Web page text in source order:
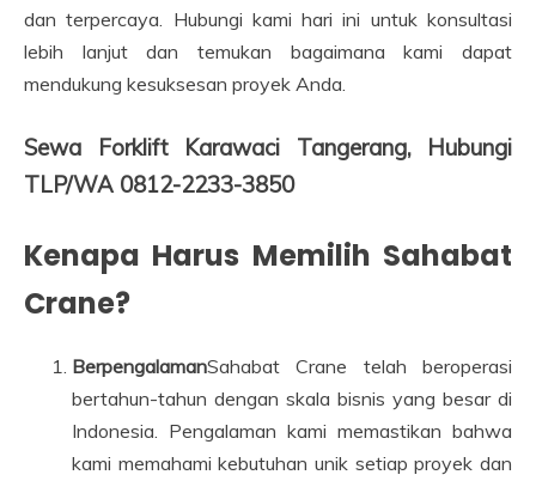
dan terpercaya. Hubungi kami hari ini untuk konsultasi
lebih lanjut dan temukan bagaimana kami dapat
mendukung kesuksesan proyek Anda.
Sewa Forklift Karawaci Tangerang, Hubungi
TLP/WA 0812-2233-3850
Kenapa Harus Memilih Sahabat
Crane?
BerpengalamanSahabat Crane telah beroperasi
bertahun-tahun dengan skala bisnis yang besar di
Indonesia. Pengalaman kami memastikan bahwa
kami memahami kebutuhan unik setiap proyek dan